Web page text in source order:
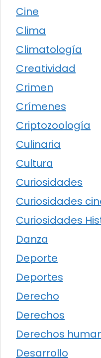
Cine
Clima
Climatología
Creatividad
Crimen
Crímenes
Criptozoología
Culinaria
Cultura
Curiosidades
Curiosidades
Curiosidades
Danza
Deporte
Deportes
Derecho
Derechos
Derechos
Desarrollo